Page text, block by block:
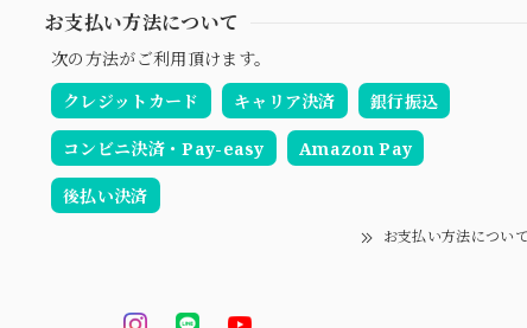
お支払い方法について
次の方法がご利用頂けます。
クレジットカード
キャリア決済 銀行振込
コンビニ決済・Pay-easy Amazon Pay
後払い決済
お支払い方法について